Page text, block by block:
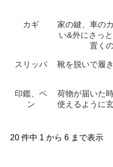
カギ
家の鍵、車の
い&外にさっ
置く
スリッパ
靴を脱いで履
印鑑、ペ
ン
荷物が届いた
使えるように
20 件中 1 から 6 まで表示